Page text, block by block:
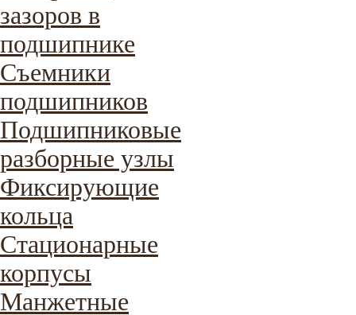
зазоров в
подшипнике
Съемники
подшипников
Подшипниковые
разборные узлы
Фиксирующие
кольца
Стационарные
корпусы
Манжетные